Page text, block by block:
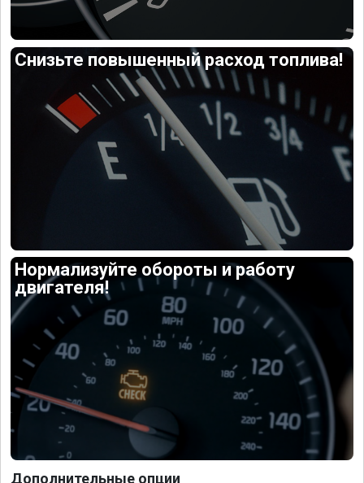
Снизьте повышенный расход топлива!
Нормализуйте обороты и работу
двигателя!
Дополнительные опции